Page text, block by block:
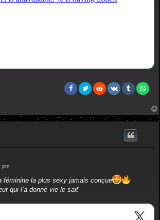
pm
la plus sexy jamais conçue
qui l’a donné vie le sait"